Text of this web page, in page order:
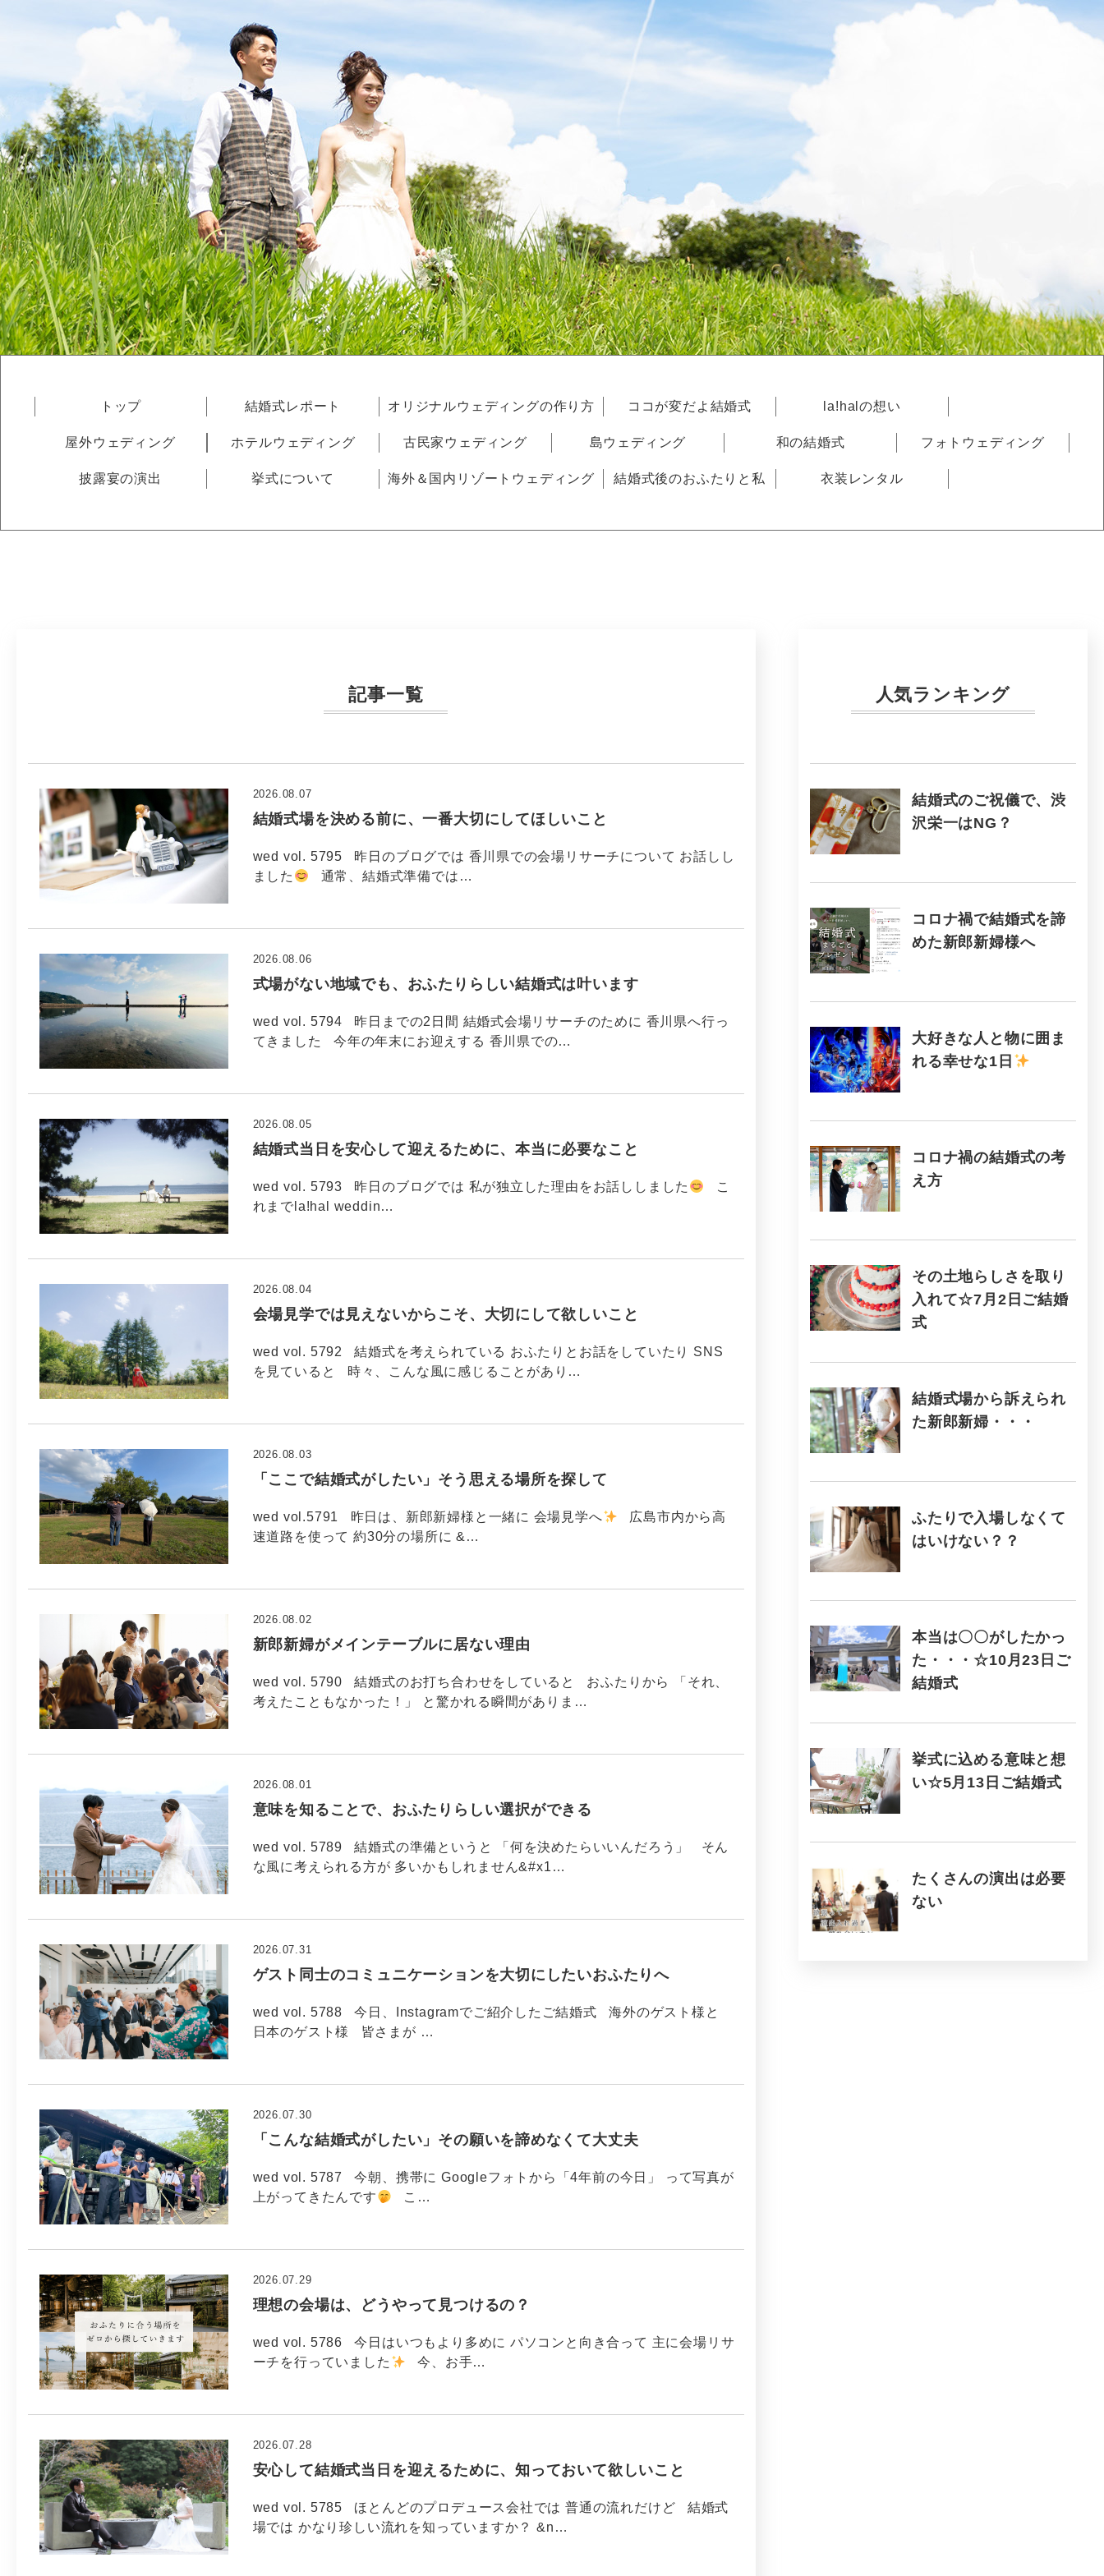
トップ 結婚式レポート オリジナルウェディングの作り方 ココが変だよ結婚式 la!halの想い
屋外ウェディング ホテルウェディング 古民家ウェディング 島ウェディング 和の結婚式 フォトウェディング
披露宴の演出 挙式について 海外＆国内リゾートウェディング 結婚式後のおふたりと私 衣装レンタル
記事一覧
結婚式場を決める前に、一番大切にしてほしいこと
2026.08.07
wed vol. 5795 昨日のブログでは 香川県での会場リサーチについて お話しし
ました
通常、結婚式準備では…
式場がない地域でも、おふたりらしい結婚式は叶います
2026.08.06
wed vol. 5794 昨日までの2日間 結婚式会場リサーチのために 香川県へ行っ
てきました 今年の年末にお迎えする 香川県での…
結婚式当日を安心して迎えるために、本当に必要なこと
2026.08.05
wed vol. 5793 昨日のブログでは 私が独立した理由をお話ししました
こ
れまでla!hal weddin…
会場見学では見えないからこそ、大切にして欲しいこと
2026.08.04
wed vol. 5792 結婚式を考えられている おふたりとお話をしていたり SNS
を見ていると 時々、こんな風に感じることがあり…
「ここで結婚式がしたい」そう思える場所を探して
2026.08.03
wed vol.5791 昨日は、新郎新婦様と一緒に 会場見学へ
広島市内から高
速道路を使って 約30分の場所に &…
新郎新婦がメインテーブルに居ない理由
2026.08.02
wed vol. 5790 結婚式のお打ち合わせをしていると おふたりから 「それ、
考えたこともなかった！」 と驚かれる瞬間がありま…
意味を知ることで、おふたりらしい選択ができる
2026.08.01
wed vol. 5789 結婚式の準備というと 「何を決めたらいいんだろう」 そん
な風に考えられる方が 多いかもしれません&#x1…
ゲスト同士のコミュニケーションを大切にしたいおふたりへ
2026.07.31
wed vol. 5788 今日、Instagramでご紹介したご結婚式 海外のゲスト様と
日本のゲスト様 皆さまが …
「こんな結婚式がしたい」その願いを諦めなくて大丈夫
2026.07.30
wed vol. 5787 今朝、携帯に Googleフォトから「4年前の今日」 って写真が
上がってきたんです
こ…
理想の会場は、どうやって見つけるの？
2026.07.29
wed vol. 5786 今日はいつもより多めに パソコンと向き合って 主に会場リサ
ーチを行っていました
今、お手…
安心して結婚式当日を迎えるために、知っておいて欲しいこと
2026.07.28
wed vol. 5785 ほとんどのプロデュース会社では 普通の流れだけど 結婚式
場では かなり珍しい流れを知っていますか？ &n…
人気ランキング
結婚式のご祝儀で、渋
沢栄一はNG？
コロナ禍で結婚式を諦
めた新郎新婦様へ
大好きな人と物に囲ま
れる幸せな1日
コロナ禍の結婚式の考
え方
その土地らしさを取り
入れて☆7月2日ご結婚
式
結婚式場から訴えられ
た新郎新婦・・・
ふたりで入場しなくて
はいけない？？
本当は〇〇がしたかっ
た・・・☆10月23日ご
結婚式
挙式に込める意味と想
い☆5月13日ご結婚式
たくさんの演出は必要
ない